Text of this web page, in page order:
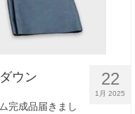
22
1月 2025
ウン
完成品届きまし